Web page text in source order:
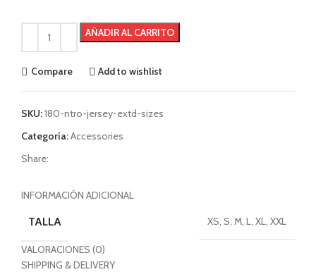
AÑADIR AL CARRITO
Compare Add to wishlist
SKU:180-ntro-jersey-extd-sizes
Categoría:Accessories
Share:
INFORMACIÓN ADICIONAL
TALLA XS, S, M, L, XL, XXL
VALORACIONES (0)
SHIPPING & DELIVERY